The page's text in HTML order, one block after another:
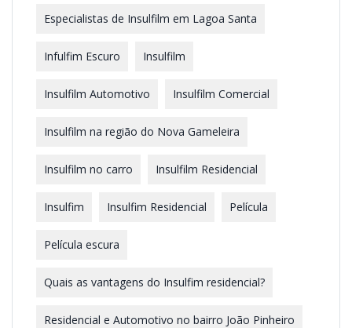
Especialistas de Insulfilm em Lagoa Santa
Infulfim Escuro Insulfilm
Insulfilm Automotivo Insulfilm Comercial
Insulfilm na região do Nova Gameleira
Insulfilm no carro Insulfilm Residencial
Insulfim Insulfim Residencial Película
Película escura
Quais as vantagens do Insulfim residencial?
Residencial e Automotivo no bairro João Pinheiro